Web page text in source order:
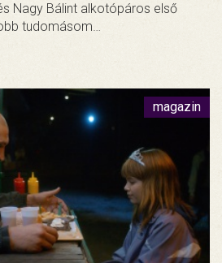
Nagy Bálint alkotópáros első
tudomásom…
magazin